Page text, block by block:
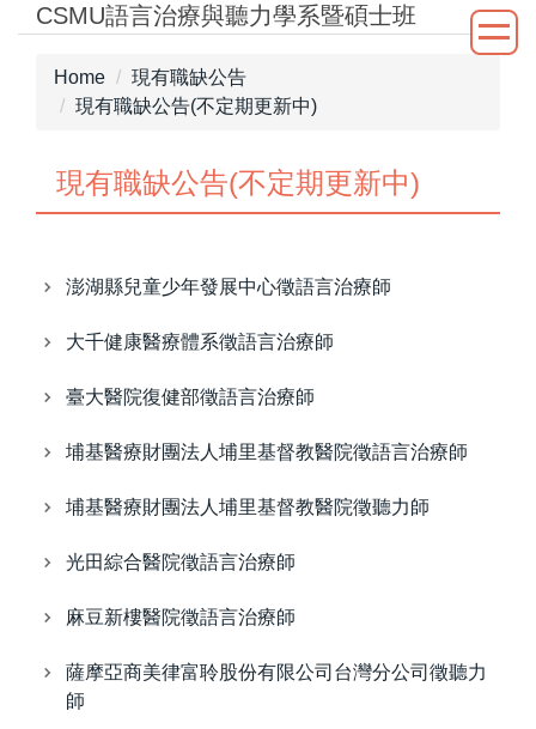
JumpCSMU語言治療與聽力學系暨碩士班
Home
現有職缺公告
現有職缺公告(不定期更新中)
現有職缺公告(不定期更新中)
澎湖縣兒童少年發展中心徵語言治療師
大千健康醫療體系徵語言治療師
臺大醫院復健部徵語言治療師
埔基醫療財團法人埔里基督教醫院徵語言治療師
埔基醫療財團法人埔里基督教醫院徵聽力師
光田綜合醫院徵語言治療師
麻豆新樓醫院徵語言治療師
薩摩亞商美律富聆股份有限公司台灣分公司徵聽力
師